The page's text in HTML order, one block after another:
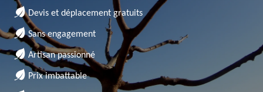
Devis et déplacement gratuits
Sans engagement
Artisan passionné
Prix imbattable